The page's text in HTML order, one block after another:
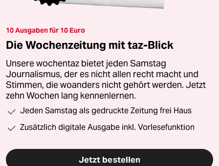
10 Ausgaben für 10 Euro
Die Wochenzeitung mit taz-Blick
Unsere wochentaz bietet jeden Samstag
Journalismus, der es nicht allen recht macht und
Stimmen, die woanders nicht gehört werden. Jetzt
zehn Wochen lang kennenlernen.
Jeden Samstag als gedruckte Zeitung frei Haus
Zusätzlich digitale Ausgabe inkl. Vorlesefunktion
Jetzt bestellen